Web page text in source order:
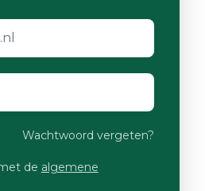
Wachtwoord vergeten?
de algemene